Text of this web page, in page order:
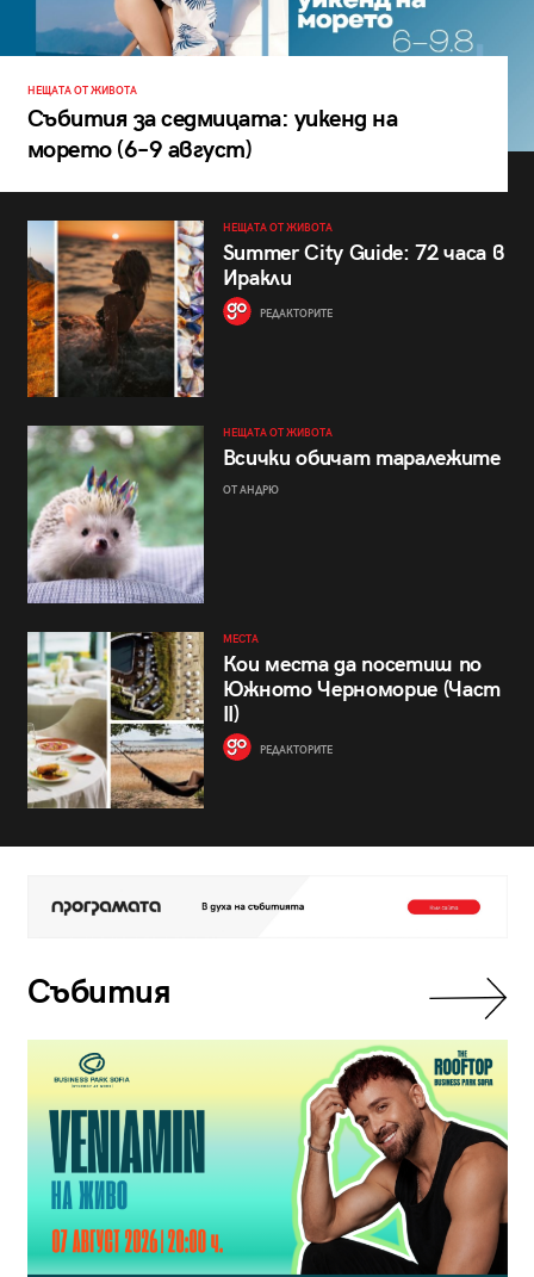
НЕЩАТА ОТ ЖИВОТА
Събития за седмицата: уикенд на
морето (6–9 август)
НЕЩАТА ОТ ЖИВОТА
Summer City Guide: 72 часа в
Иракли
РЕДАКТОРИТЕ
НЕЩАТА ОТ ЖИВОТА
Всички обичат таралежите
ОТ АНДРЮ
МЕСТА
Кои места да посетиш по
Южното Черноморие (Част
II)
РЕДАКТОРИТЕ
Събития